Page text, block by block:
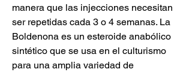
manera que las injecciones necesitan
ser repetidas cada 3 o 4 semanas. La
Boldenona es un esteroide anabólico
sintético que se usa en el culturismo
para una amplia variedad de